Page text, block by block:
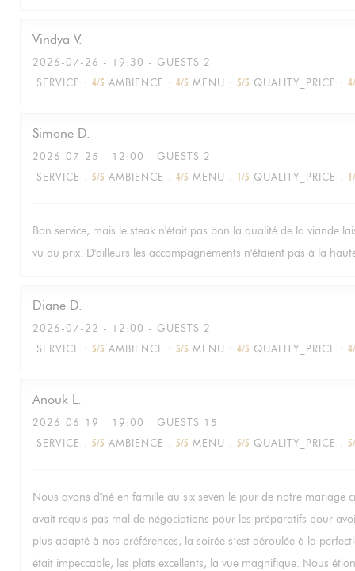
Vindya V
2026-07-26 - 19:30 - GUESTS 2
SERVICE : 4/5 AMBIENCE : 4/5 MENU : 5/5 QUALITY_PRICE : 4
Simone D
2026-07-25 - 12:00 - GUESTS 2
SERVICE : 5/5 AMBIENCE : 4/5 MENU : 1/5 QUALITY_PRICE : 1
Bon service, mais le steak n'était pas bon la qualité de la viande
vu du prix. D'ailleurs les accompagnements n'étaient pas à la
Diane D
2026-07-22 - 12:00 - GUESTS 2
SERVICE : 5/5 AMBIENCE : 5/5 MENU : 4/5 QUALITY_PRICE : 4
Anouk L
2026-06-19 - 19:00 - GUESTS 15
SERVICE : 5/5 AMBIENCE : 5/5 MENU : 5/5 QUALITY_PRICE : 5
Nous avons dîné en famille au six seven le jour de notre mariage
avait requis pas mal de négociations pour les préparatifs pour
plus adapté à nos préférences, la soirée s’est déroulée à la
était impeccable, les plats excellents, la vue magnifique. Nous